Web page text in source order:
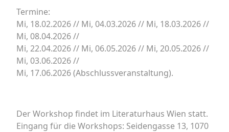
Termine:
Mi, 18.02.2026 // Mi, 04.03.2026 // Mi, 18.03.2026 //
Mi, 08.04.2026 //
Mi, 22.04.2026 // Mi, 06.05.2026 // Mi, 20.05.2026 //
Mi, 03.06.2026 //
Mi, 17.06.2026 (Abschlussveranstaltung).
Der Workshop findet im Literaturhaus Wien statt.
Eingang für die Workshops: Seidengasse 13, 1070